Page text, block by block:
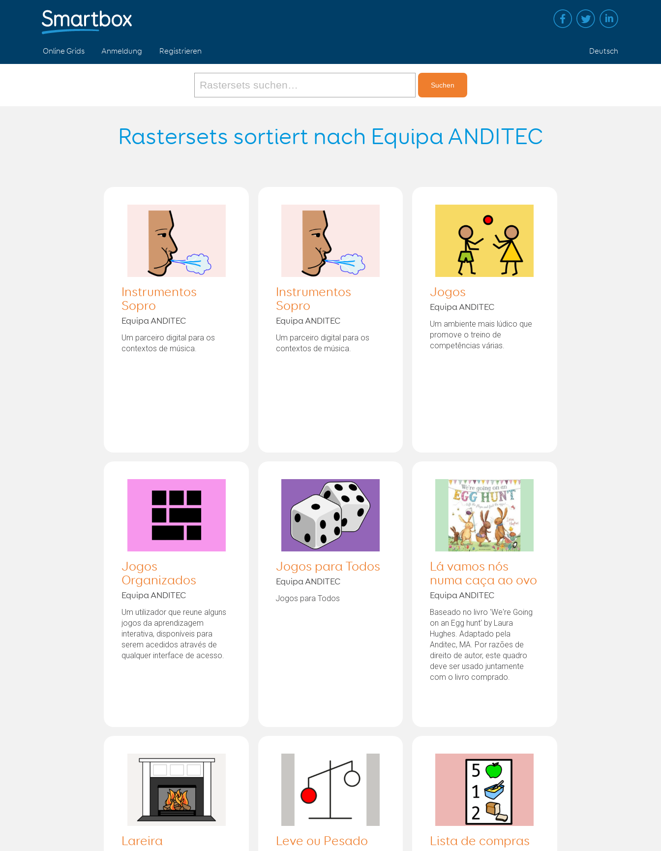
Online Grids Anmeldung Registrieren Deutsch
Rastersets sortiert nach Equipa ANDITEC
Instrumentos
Sopro
Equipa ANDITEC
Um parceiro digital para os
contextos de música.
Instrumentos
Sopro
Equipa ANDITEC
Um parceiro digital para os
contextos de música.
Jogos
Equipa ANDITEC
Um ambiente mais lúdico que
promove o treino de
competências várias.
Jogos
Organizados
Equipa ANDITEC
Um utilizador que reune alguns
jogos da aprendizagem
interativa, disponíveis para
serem acedidos através de
qualquer interface de acesso.
Jogos para Todos
Equipa ANDITEC
Jogos para Todos
Lá vamos nós
numa caça ao ovo
Equipa ANDITEC
Baseado no livro 'We're Going
on an Egg hunt' by Laura
Hughes. Adaptado pela
Anditec, MA. Por razões de
direito de autor, este quadro
deve ser usado juntamente
com o livro comprado.
Lareira Leve ou Pesado Lista de compras